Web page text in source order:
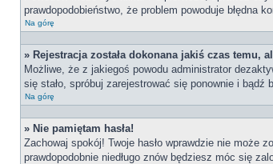
prawdopodobieństwo, że problem powoduje błędna
Na górę
» Rejestracja została dokonana jakiś czas temu,
Możliwe, że z jakiegoś powodu administrator
się stało, spróbuj zarejestrować się ponownie i
Na górę
» Nie pamiętam hasła!
Zachowaj spokój! Twoje hasło wprawdzie nie może
prawdopodobnie niedługo znów będziesz móc się